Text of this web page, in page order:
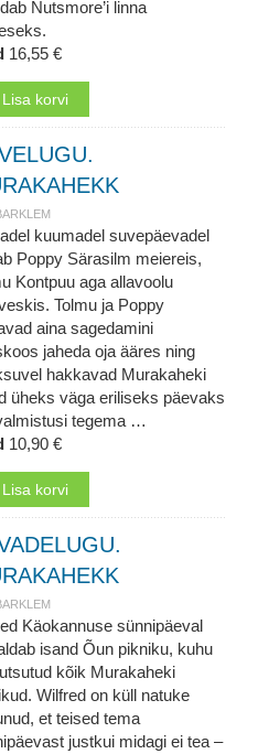
Nutsmore’i linna
16,55 €
Lisa korvi
kuumadel suvepäevadel
Poppy Särasilm meiereis,
Kontpuu aga allavoolu
Tolmu ja Poppy
aina sagedamini
jaheda oja ääres ning
hakkavad Murakaheki
üheks väga eriliseks päevaks
tegema …
10,90 €
Lisa korvi
Käokannuse sünnipäeval
isand Õun pikniku, kuhu
kõik Murakaheki
Wilfred on küll natuke
et teised tema
justkui midagi ei tea –